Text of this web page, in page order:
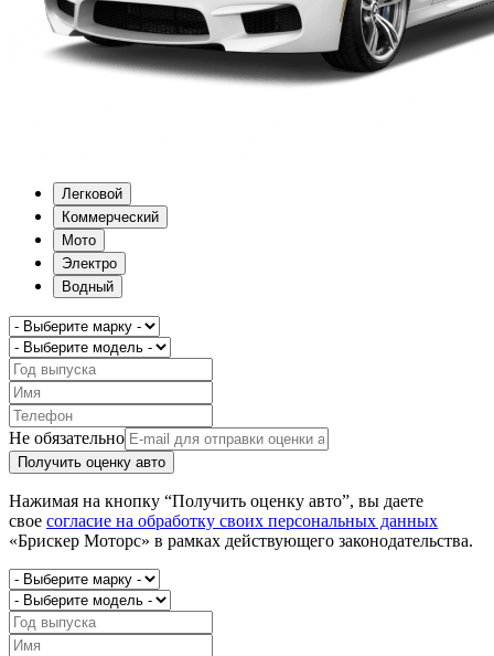
Легковой
Коммерческий
Мото
Электро
Водный
Не обязательно
Получить оценку авто
Нажимая на кнопку “Получить оценку авто”, вы даете
свое согласие на обработку своих персональных данных
«Брискер Моторс» в рамках действующего законодательства.